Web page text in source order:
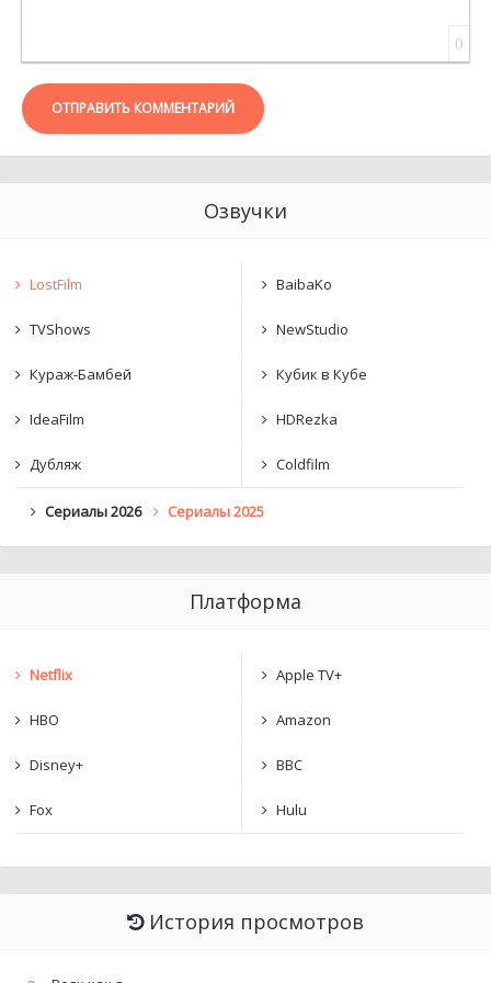
0
ОТПРАВИТЬ КОММЕНТАРИЙ
Озвучки
LostFilm BaibaKo
TVShows NewStudio
Кураж-Бамбей Кубик в Кубе
IdeaFilm HDRezka
Дубляж Coldfilm
Сериалы 2026 Сериалы 2025
Платформа
Netflix Apple TV+
HBO Amazon
Disney+ BBC
Fox Hulu
История просмотров